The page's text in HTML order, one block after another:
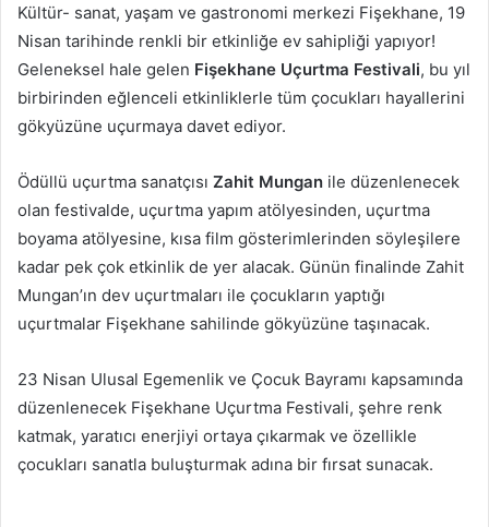
e
r
m
e
k
Kültür- sanat, yaşam ve gastronomi merkezi Fişekhane, 19
Nisan tarihinde renkli bir etkinliğe ev sahipliği yapıyor!
Geleneksel hale gelen Fişekhane Uçurtma Festivali, bu yıl
birbirinden eğlenceli etkinliklerle tüm çocukları hayallerini
gökyüzüne uçurmaya davet ediyor.
Ödüllü uçurtma sanatçısı Zahit Mungan ile düzenlenecek
olan festivalde, uçurtma yapım atölyesinden, uçurtma
boyama atölyesine, kısa film gösterimlerinden söyleşilere
kadar pek çok etkinlik de yer alacak. Günün finalinde Zahit
Mungan’ın dev uçurtmaları ile çocukların yaptığı
uçurtmalar Fişekhane sahilinde gökyüzüne taşınacak.
23 Nisan Ulusal Egemenlik ve Çocuk Bayramı kapsamında
düzenlenecek Fişekhane Uçurtma Festivali, şehre renk
katmak, yaratıcı enerjiyi ortaya çıkarmak ve özellikle
çocukları sanatla buluşturmak adına bir fırsat sunacak.